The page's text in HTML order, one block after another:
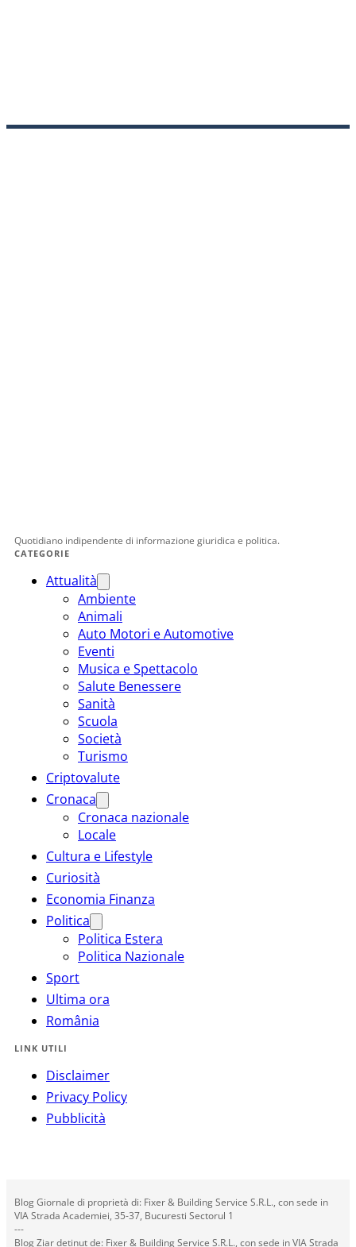
Quotidiano indipendente di informazione giuridica e politica.
CATEGORIE
Attualità
Ambiente
Animali
Auto Motori e Automotive
Eventi
Musica e Spettacolo
Salute Benessere
Sanità
Scuola
Società
Turismo
Criptovalute
Cronaca
Cronaca nazionale
Locale
Cultura e Lifestyle
Curiosità
Economia Finanza
Politica
Politica Estera
Politica Nazionale
Sport
Ultima ora
România
LINK UTILI
Disclaimer
Privacy Policy
Pubblicità
Blog Giornale di proprietà di: Fixer & Building Service S.R.L., con sede in
VIA Strada Academiei, 35-37, Bucuresti Sectorul 1
---
Blog Ziar deținut de: Fixer & Building Service S.R.L., con sede in VIA Strada